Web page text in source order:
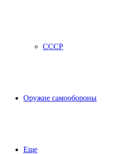
СССР
Оружие самообороны
Еще